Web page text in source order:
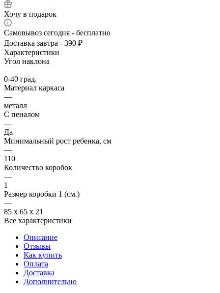
Хочу в подарок
Самовывоз сегодня - бесплатно
Доставка завтра - 390 ₽
Характеристики
Угол наклона
—
0-40 град.
Материал каркаса
—
металл
С пеналом
—
Да
Минимальный рост ребенка, см
—
110
Количество коробок
—
1
Размер коробки 1 (см.)
—
85 x 65 x 21
Все характеристики
Описание
Отзывы
Как купить
Оплата
Доставка
Дополнительно